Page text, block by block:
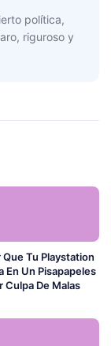
política,
riguroso y
Tu Playstation
En Un Pisapapeles
Culpa De Malas